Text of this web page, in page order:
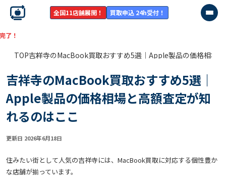
全国11店舗展開！ 買取申込 24h受付！
TOP吉祥寺のMacBook買取おすすめ5選｜Apple製品の価格相場
吉祥寺のMacBook買取おすすめ5選｜
Apple製品の価格相場と高額査定が知
れるのはここ
更新日 2026年6月18日
住みたい街として人気の吉祥寺には、MacBook買取に対応する個性豊か
な店舗が揃っています。